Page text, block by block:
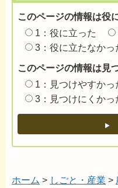
このページの情報は役
1：役に立った
3：役に立たなかっ
このページの情報は見
1：見つけやすかっ
3：見つけにくかっ
ホーム > しごと・産業 >